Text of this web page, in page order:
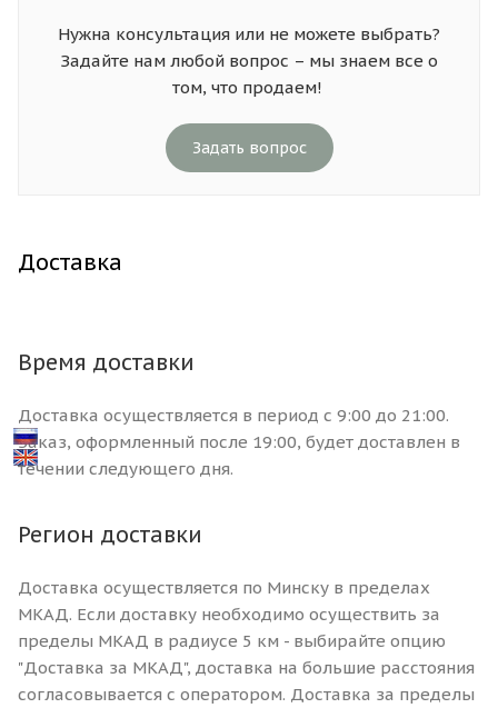
Нужна консультация или не можете выбрать?
Задайте нам любой вопрос – мы знаем все о
том, что продаем!
Задать вопрос
Доставка
Время доставки
Доставка осуществляется в период с 9:00 до 21:00.
Заказ, оформленный после 19:00, будет доставлен в
течении следующего дня.
Регион доставки
Доставка осуществляется по Минску в пределах
МКАД. Если доставку необходимо осуществить за
пределы МКАД в радиусе 5 км - выбирайте опцию
"Доставка за МКАД", доставка на большие расстояния
согласовывается с оператором. Доставка за пределы